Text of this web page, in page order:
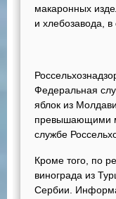
макаронных
и хлебозавода,
Федеральная
яблок из
превышающими
службе
Кроме того, по
винограда из
Сербии.